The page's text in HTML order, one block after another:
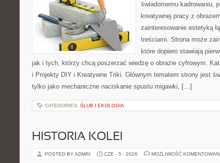
świadomemu kadrowaniu,
kreatywnej pracy z
zainteresowanie estetyką
treściami. Strona może
które dopiero stawiają
jak i tych, którzy chcą poszerzać wiedzę o obrazie cyfrowym.
i Projekty DIY i Kreatywne Triki. Głównym tematem strony jest
tylko jako mechaniczne naciskanie spustu migawki, […]
CATEGORIES: ŚLUB I EKOLOGIA
HISTORIA KOLEI
POSTED BY ADMIN CZE - 5 - 2026 MOŻLIWOŚĆ